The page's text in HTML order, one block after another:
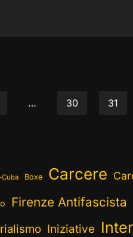
… 30 31
Boxe Carcere
Firenze Antifascista
Iniziative